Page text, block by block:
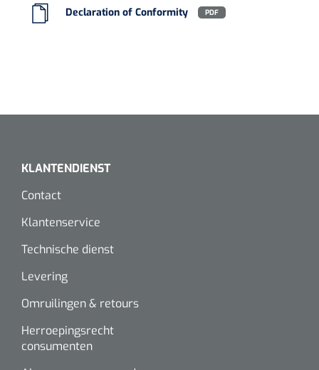
Declaration of Conformity PDF
KLANTENDIENST
Contact
Klantenservice
Technische dienst
Levering
Omruilingen & retours
Herroepingsrecht
consumenten